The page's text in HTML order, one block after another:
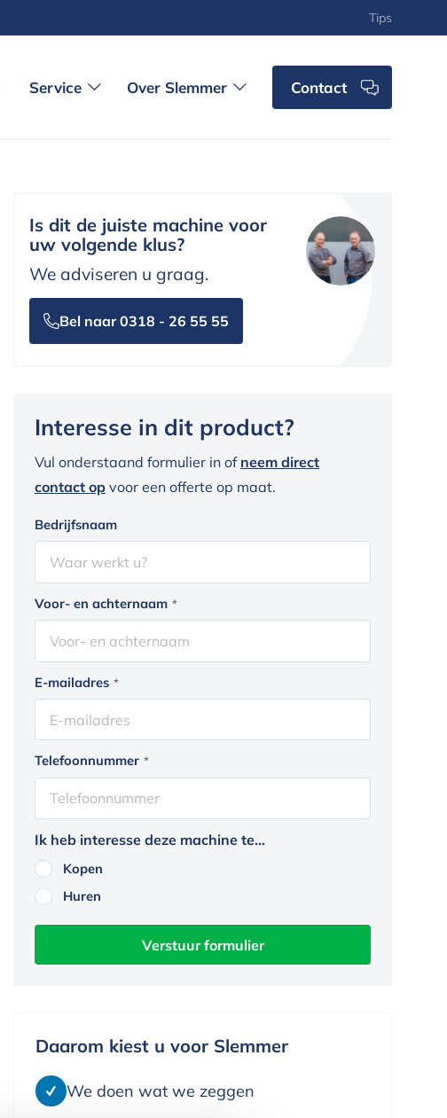
Tips
Service Over Slemmer Contact
Is dit de juiste machine voor
uw volgende klus?
We adviseren u graag.
Bel naar 0318 - 26 55 55
Interesse in dit product?
Vul onderstaand formulier in of neem direct
contact op voor een offerte op maat.
Bedrijfsnaam
Voor- en achternaam *
E-mailadres *
Telefoonnummer *
Ik heb interesse deze machine te...
Kopen
Huren
Daarom kiest u voor Slemmer
We doen wat we zeggen